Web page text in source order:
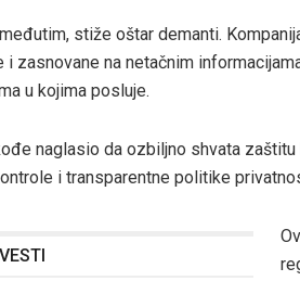
stiže oštar demanti.
i zasnovane na netačnim
u kojima posluje.
naglasio da ozbiljno shvata
i transparentne politike